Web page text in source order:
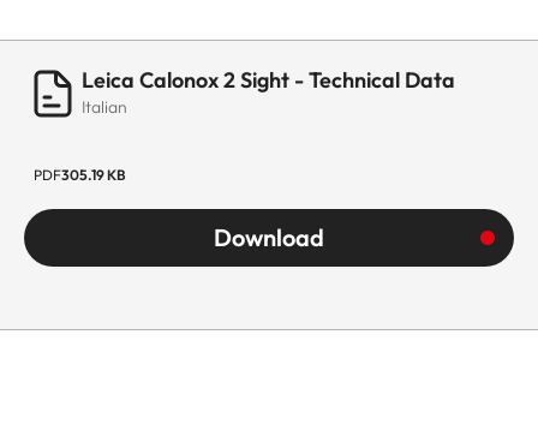
Leica Calonox 2 Sight - Technical Data
Italian
PDF305.19 KB
Download